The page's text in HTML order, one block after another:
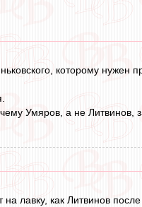
которому нужен
Умяров, а не Литвинов,
лавку, как Литвинов